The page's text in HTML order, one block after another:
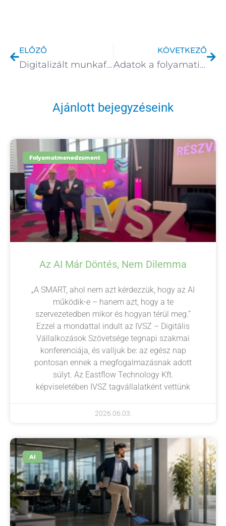
ELŐZŐ
Digitalizált munkafolyamatok kezelése WorkflowGenben
KÖVETKEZŐ
Adatok a folyamatirányításban
Ajánlott bejegyzéseink
Folyamatmenedzsment
Az AI Már Döntés, Nem Dilemma
„A SMART, ahol nem azt kérdezzük, hogy az AI
működik-e – hanem azt, hogy a te
szervezetedben mikor és hogyan térül meg.”
Ezzel a mondattal indult az IVSZ – Digitális
Vállalkozások Szövetsége tegnapi szakmai
konferenciája, és valljuk be: az egész nap
pontosan ennek a megfogalmazásnak adott
súlyt. Az Eastflow Technology Kft.
képviseletében IVSZ tagvállalatként vettünk
2026.06.03.
AI